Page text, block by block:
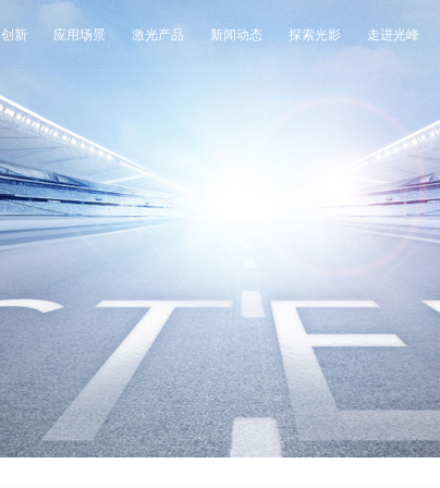
新 应用场景 激光产品 新闻动态 探索光影 走进光峰